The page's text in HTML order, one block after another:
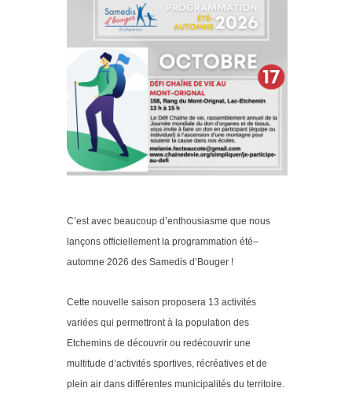
C’est avec beaucoup d’enthousiasme que nous
lançons officiellement la programmation été–
automne 2026 des Samedis d’Bouger !
Cette nouvelle saison proposera 13 activités
variées qui permettront à la population des
Etchemins de découvrir ou redécouvrir une
multitude d’activités sportives, récréatives et de
plein air dans différentes municipalités du territoire.